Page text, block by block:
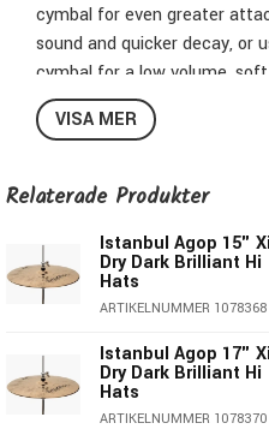
cymbal for even greater
sound and quicker decay, or
cymbal for a low volume,
sticking and a relatively low
Hat pair, the top cymbal
VISA MER
Relaterade Produkter
Istanbul Agop 15"
Dry Dark Brilliant Hi
Hats
ARTIKELNUMMER 1078368
Istanbul Agop 17"
Dry Dark Brilliant Hi
Hats
ARTIKELNUMMER 1078370